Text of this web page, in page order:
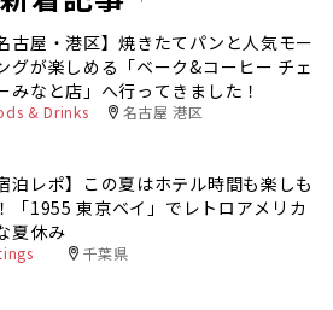
名古屋・港区】焼きたてパンと人気モー
グが楽しめる「ベーク&コーヒー チェ
みなと店」へ行ってきました！
& Drinks 名古屋 港区
宿泊レポ】この夏はホテル時間も楽しも
「1955 東京ベイ」でレトロアメリカ
夏休み
千葉県